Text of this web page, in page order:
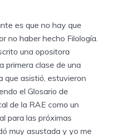
es que no hay que
no haber hecho Filología.
una opositora
primera clase de una
que asistió, estuvieron
el Glosario de
de la RAE como un
para las próximas
muy asustada y yo me